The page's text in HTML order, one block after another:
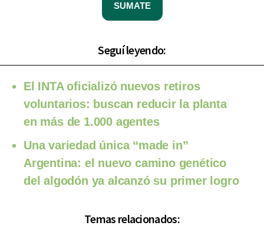
SUMATE
Seguí leyendo:
El INTA oficializó nuevos retiros
voluntarios: buscan reducir la planta
en más de 1.000 agentes
Una variedad única “made in”
Argentina: el nuevo camino genético
del algodón ya alcanzó su primer logro
Temas relacionados: